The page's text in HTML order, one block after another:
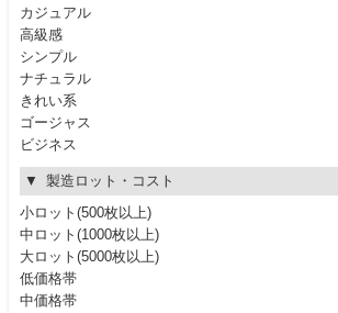
カジュアル
高級感
シンプル
ナチュラル
きれい系
ゴージャス
ビジネス
製造ロット・コスト
小ロット(500枚以上)
中ロット(1000枚以上)
大ロット(5000枚以上)
低価格帯
中価格帯